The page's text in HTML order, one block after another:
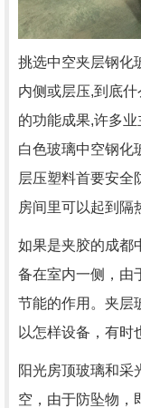
挑选中空夹层钢化
内侧或层压,到底
的功能成果,许多
白色玻璃中空钢化
层压塑料首要安全
房间里可以起到隔
如果是夹胶的成都
备在室内一侧，由
节能的作用。夹层
以怎样设备，有时
阳光房顶玻璃和采
空，由于防坠物，